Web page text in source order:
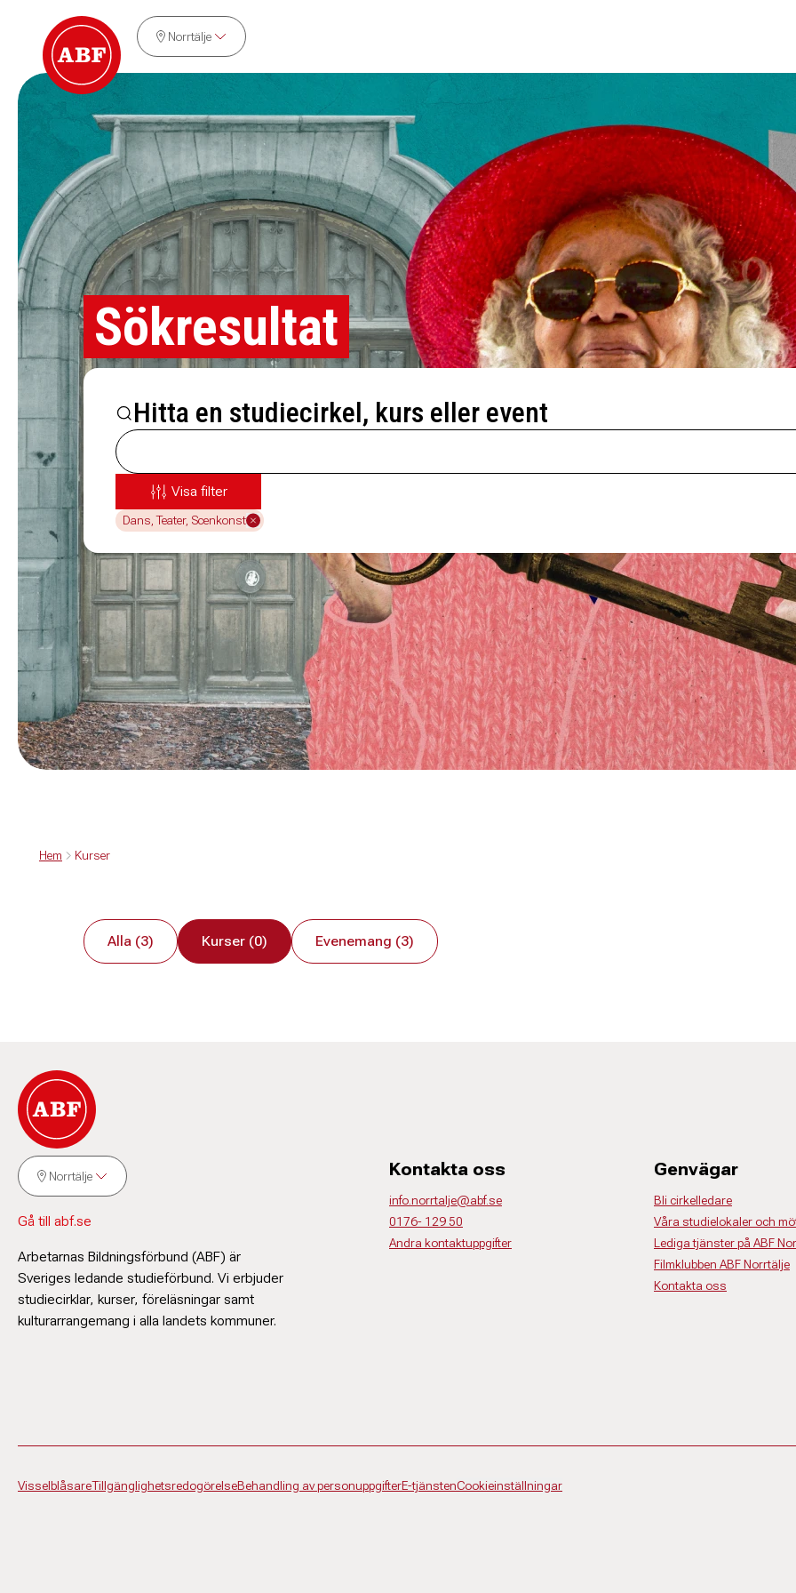
Norrtälje
Sökresultat
Hitta en studiecirkel, kurs eller event
Visa filter
Dans, Teater, Scenkonst
Hem Kurser
Alla (3) Kurser (0) Evenemang (3)
Norrtälje
Gå till abf.se
Arbetarnas Bildningsförbund (ABF) är
Sveriges ledande studieförbund. Vi erbjuder
studiecirklar, kurser, föreläsningar samt
kulturarrangemang i alla landets kommuner.
Kontakta oss
info.norrtalje@abf.se
0176- 129 50
Andra kontaktuppgifter
Genvägar
Bli cirkelledare
Våra studielokaler och
Lediga tjänster på ABF
Filmklubben ABF Norrtälje
Kontakta oss
VisselblåsareTillgänglighetsredogörelseBehandling av personuppgifterE-tjänstenCookieinställningar